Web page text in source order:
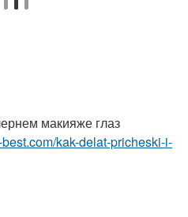
макияже глаз
kak-delat-pricheski-i-